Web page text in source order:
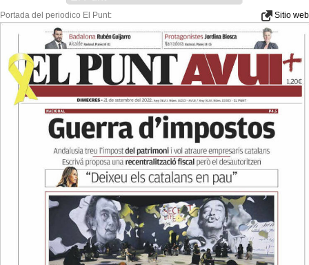
Portada del periodico El Punt: Sitio web